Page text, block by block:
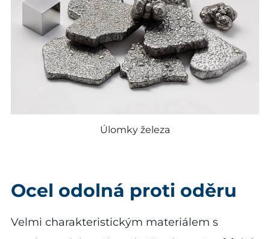
Úlomky železa
Ocel odolná proti oděru
Velmi charakteristickým materiálem s